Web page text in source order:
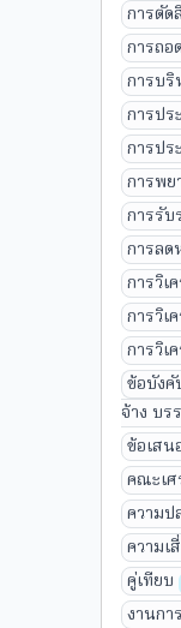
การตัด
การถอ
การบริ
การปร
การปร
การพ
การรับ
การล
การวิเ
การวิเ
การวิเ
ข้อบัง
จ้าง บร
ข้อเสน
คณะเ
ความป
ความเ
คู่เทียบ
งานกา